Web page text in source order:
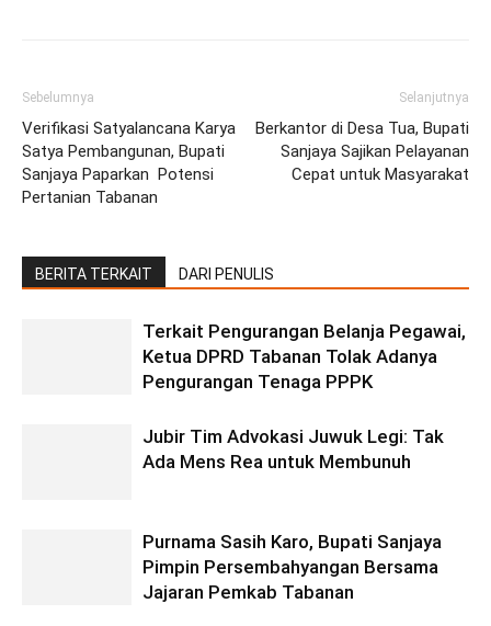
Sebelumnya
Verifikasi Satyalancana Karya
Satya Pembangunan, Bupati
Sanjaya Paparkan Potensi
Pertanian Tabanan
Selanjutnya
Berkantor di Desa Tua, Bupati
Sanjaya Sajikan Pelayanan
Cepat untuk Masyarakat
BERITA TERKAIT DARI PENULIS
Terkait Pengurangan Belanja Pegawai,
Ketua DPRD Tabanan Tolak Adanya
Pengurangan Tenaga PPPK
Jubir Tim Advokasi Juwuk Legi: Tak
Ada Mens Rea untuk Membunuh
Purnama Sasih Karo, Bupati Sanjaya
Pimpin Persembahyangan Bersama
Jajaran Pemkab Tabanan